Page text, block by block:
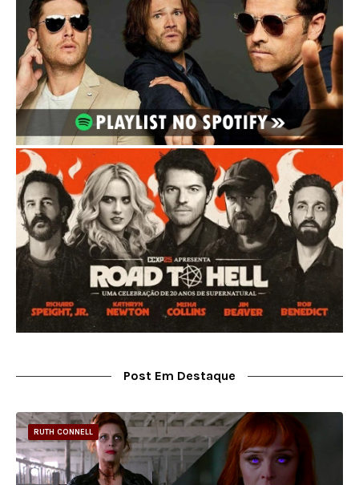
Post Em Destaque
RUTH CONNELL